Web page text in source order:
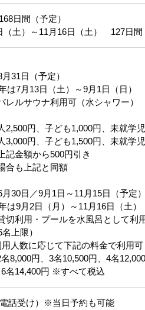
日間（予定）
（土）～11月16日（土） 127日間
31日（予定）
13日（土）～9月1日（日）
ルサウナ利用可（水シャワー）
円、子ども1,000円、未就学
、子ども1,500円、未就学児
から500円引き
上記と同額
30日／9月1日～11月15日（予定）
2日（月）～11月16日（土）
切利用・プールを水風呂として利
上限）
人数に応じて下記の料金で利用可
円、3名10,500円、4名12,000
円 ※すべて税込
話受け）※当日予約も可能